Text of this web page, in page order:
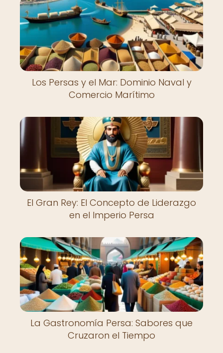
Los Persas y el Mar: Dominio Naval y
Comercio Marítimo
El Gran Rey: El Concepto de Liderazgo
en el Imperio Persa
La Gastronomía Persa: Sabores que
Cruzaron el Tiempo